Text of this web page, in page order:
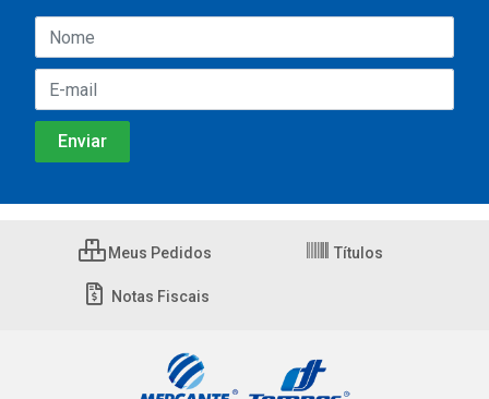
Meus Pedidos Títulos
Notas Fiscais